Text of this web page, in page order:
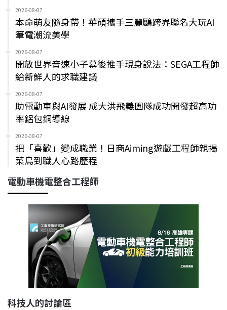
2026-08-07
本命萌友隨身帶！華碩攜手三麗鷗跨界聯名大玩AI
筆電潮流美學
2026-08-07
開放世界音速小子幕後推手現身說法：SEGA工程師
給新鮮人的求職建議
2026-08-07
助電動車與AI發展 成大洪飛義團隊成功開發超高功
率鋁包銅導線
2026-08-07
把「喜歡」變成職業！日商Aiming遊戲工程師親揭
菜鳥到職人心路歷程
電動車機電整合工程師
科技人的討論區